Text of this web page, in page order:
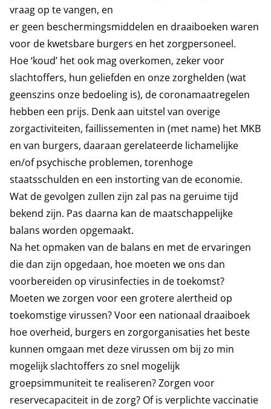
vraag op te vangen, en
er geen beschermingsmiddelen en draaiboeken waren
voor de kwetsbare burgers en het zorgpersoneel.
Hoe ‘koud’ het ook mag overkomen, zeker voor
slachtoffers, hun geliefden en onze zorghelden (wat
geenszins onze bedoeling is), de coronamaatregelen
hebben een prijs. Denk aan uitstel van overige
zorgactiviteiten, faillissementen in (met name) het MKB
en van burgers, daaraan gerelateerde lichamelijke
en/of psychische problemen, torenhoge
staatsschulden en een instorting van de economie.
Wat de gevolgen zullen zijn zal pas na geruime tijd
bekend zijn. Pas daarna kan de maatschappelijke
balans worden opgemaakt.
Na het opmaken van de balans en met de ervaringen
die dan zijn opgedaan, hoe moeten we ons dan
voorbereiden op virusinfecties in de toekomst?
Moeten we zorgen voor een grotere alertheid op
toekomstige virussen? Voor een nationaal draaiboek
hoe overheid, burgers en zorgorganisaties het beste
kunnen omgaan met deze virussen om bij zo min
mogelijk slachtoffers zo snel mogelijk
groepsimmuniteit te realiseren? Zorgen voor
reservecapaciteit in de zorg? Of is verplichte vaccinatie